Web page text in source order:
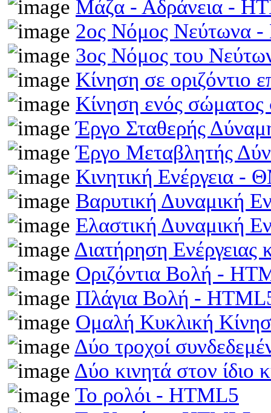
Μάζα - Αδράνεια -
2ος Νόμος Νεύτωνα
3ος Νόμος του
Κίνηση σε οριζόντιο
Κίνηση ενός
Έργο Σταθερής
Έργο Μεταβλητής
Κινητική Ενέργεια
Βαρυτική Δυναμική
Ελαστική Δυναμική
Διατήρηση
Οριζόντια Βολή -
Πλάγια Βολή -
Ομαλή Κυκλική
Δύο τροχοί
Δύο κινητά στον
Το ρολόι - HTML5